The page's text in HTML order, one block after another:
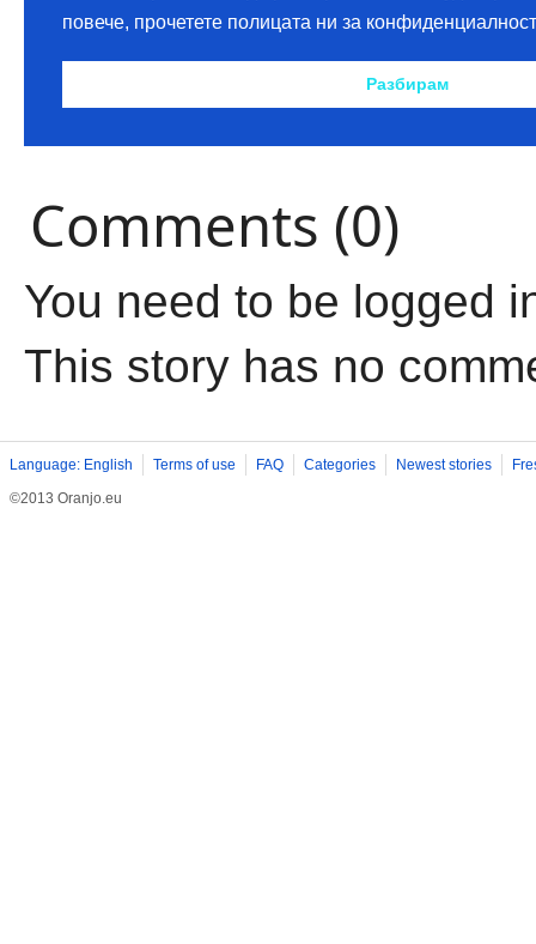
Comments (0)
You need to be logged
This story has no
Language: English Terms of use FAQ Categories Newest stories
©2013 Oranjo.eu